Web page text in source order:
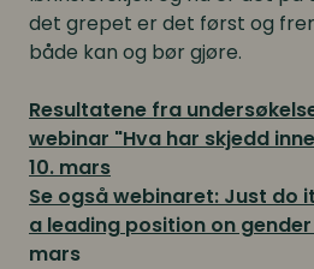
det grepet er det først og
både kan og bør gjøre.
Resultatene fra
webinar "Hva har skjedd
10. mars
Se også webinaret: Just do
a leading position on
mars